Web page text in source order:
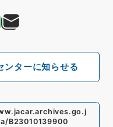
ンターに知らせる
B23010139900